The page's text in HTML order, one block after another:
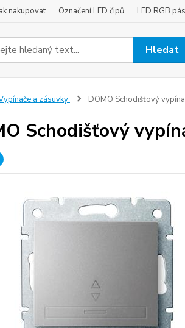
nakupovat Označení LED čipů LED RGB
Hledat
a zásuvky DOMO Schodišťový
Schodišťový